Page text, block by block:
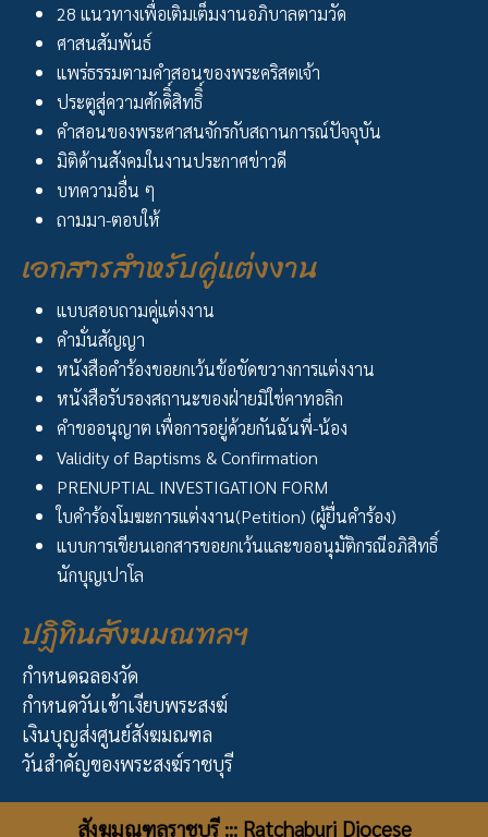
28 แนวทางเพื่อเติมเต็มงานอภิบาลตามวัด
ศาสนสัมพันธ์
แพร่ธรรมตามคำสอนของพระคริสตเจ้า
ประตูสู่ความศักดิิ์สิทธิิ์
คำสอนของพระศาสนจักรกับสถานการณ์ปัจจุบัน
มิติด้านสังคมในงานประกาศข่าวดี
บทความอื่น ๆ
ถามมา-ตอบให้
เอกสารสำหรับคู่แต่งงาน
แบบสอบถามคู่แต่งงาน
คำมั่นสัญญา
หนังสือคำร้องขอยกเว้นข้อขัดขวางการแต่งงาน
หนังสือรับรองสถานะของฝ่ายมิใช่คาทอลิก
คำขออนุญาต เพื่อการอยู่ด้วยกันฉันพี่-น้อง
Validity of Baptisms & Confirmation
PRENUPTIAL INVESTIGATION FORM
ใบคำร้องโมฆะการแต่งงาน(Petition) (ผู้ยื่นคำร้อง)
แบบการเขียนเอกสารขอยกเว้นและขออนุมัติกรณีอภิสิทธิ์
นักบุญเปาโล
ปฏิทินสังฆมณฑลฯ
กำหนดฉลองวัด
กำหนดวันเข้าเงียบพระสงฆ์
เงินบุญส่งศูนย์สังฆมณฑล
วันสำคัญของพระสงฆ์ราชบุรี
สังฆมณฑลราชบุรี ::: Ratchaburi Diocese